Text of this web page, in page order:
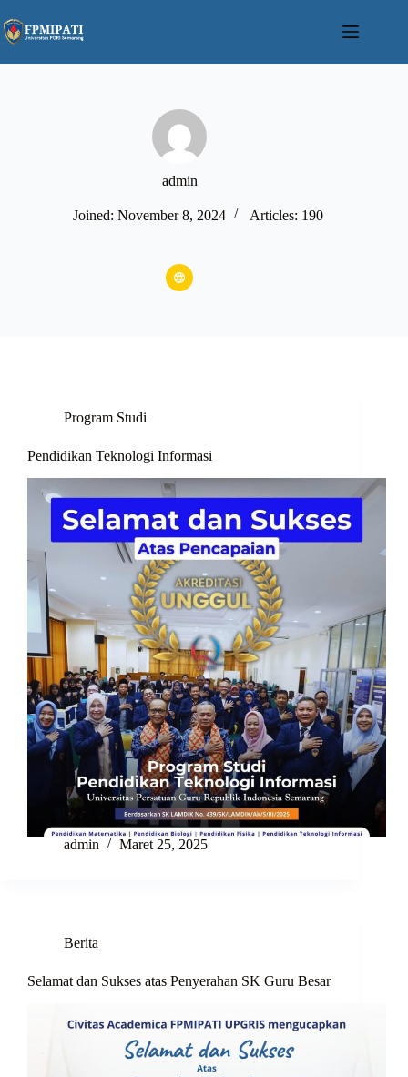
to
content
admin
Joined: November 8, 2024 Articles: 190
Program Studi
Pendidikan Teknologi Informasi
admin Maret 25, 2025
Berita
Selamat dan Sukses atas Penyerahan SK Guru Besar